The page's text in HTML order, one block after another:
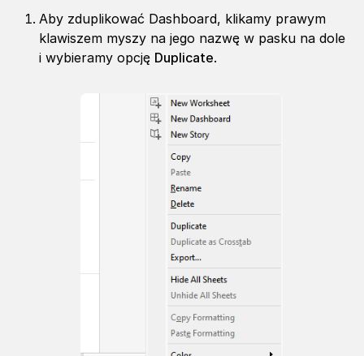
Aby zduplikować Dashboard, klikamy prawym
klawiszem myszy na jego nazwę w pasku na dole
i wybieramy opcję Duplicate.